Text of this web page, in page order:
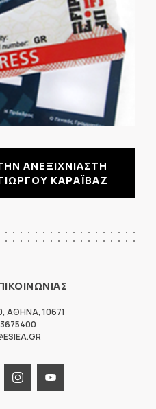
ΑΝΕΞΙΧΝΙΑΣΤΗ
ΚΑΡΑΪΒΑΖ
, ΑΘΗΝΑ, 10671